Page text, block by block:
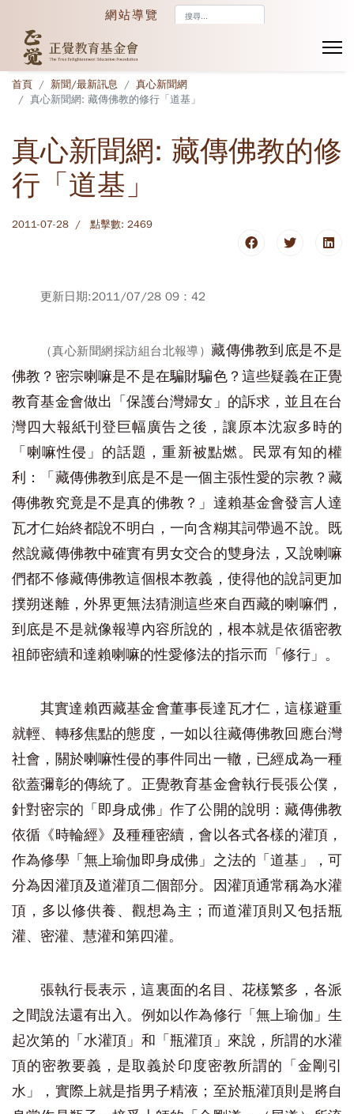
網站導覽
首頁 新聞/最新訊息
真心新聞網
真心新聞網: 藏傳佛教的修行「道基」
真心新聞網: 藏傳佛教的修
行「道基」
2011-07-28 點擊數: 2469
更新日期:2011/07/28 09：42
（真心新聞網採訪組台北報導）藏傳佛教到底是不是
佛教？密宗喇嘛是不是在騙財騙色？這些疑義在正覺
教育基金會做出「保護台灣婦女」的訴求，並且在台
灣四大報紙刊登巨幅廣告之後，讓原本沈寂多時的
「喇嘛性侵」的話題，重新被點燃。民眾有知的權
利：「藏傳佛教到底是不是一個主張性愛的宗教？藏
傳佛教究竟是不是真的佛教？」達賴基金會發言人達
瓦才仁始終都說不明白，一向含糊其詞帶過不說。既
然說藏傳佛教中確實有男女交合的雙身法，又說喇嘛
們都不修藏傳佛教這個根本教義，使得他的說詞更加
撲朔迷離，外界更無法猜測這些來自西藏的喇嘛們，
到底是不是就像報導內容所說的，根本就是依循密教
祖師密續和達賴喇嘛的性愛修法的指示而「修行」。
其實達賴西藏基金會董事長達瓦才仁，這樣避重
就輕、轉移焦點的態度，一如以往藏傳佛教回應台灣
社會，關於喇嘛性侵的事件同出一轍，已經成為一種
欲蓋彌彰的傳統了。正覺教育基金會執行長張公僕，
針對密宗的「即身成佛」作了公開的說明：藏傳佛教
依循《時輪經》及種種密續，會以各式各樣的灌頂，
作為修學「無上瑜伽即身成佛」之法的「道基」，可
分為因灌頂及道灌頂二個部分。因灌頂通常稱為水灌
頂，多以修供養、觀想為主；而道灌頂則又包括瓶
灌、密灌、慧灌和第四灌。
張執行長表示，這裏面的名目、花樣繁多，各派
之間說法還有出入。例如以作為修行「無上瑜伽」生
起次第的「水灌頂」和「瓶灌頂」來說，所謂的水灌
頂的密教要義，是取義於印度密教所謂的「金剛引
水」，實際上就是指男子精液；至於瓶灌頂則是將自